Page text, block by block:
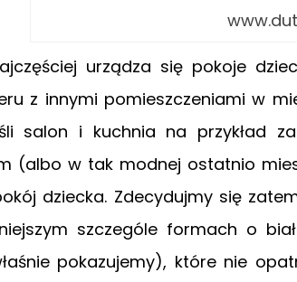
urządza się pokoje
z innymi pomieszczeniami w
salon i kuchnia na przykład
(albo w tak modnej ostatnio
dziecka. Zdecydujmy się
szczególe formach o
pokazujemy), które nie